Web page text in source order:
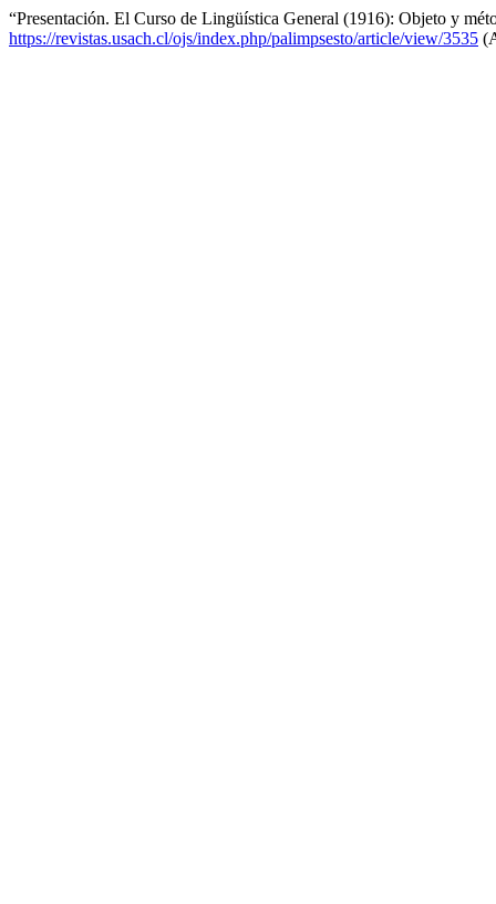
“Presentación. El Curso de Lingüística General (1916): Objeto y
https://revistas.usach.cl/ojs/index.php/palimpsesto/article/view/3535